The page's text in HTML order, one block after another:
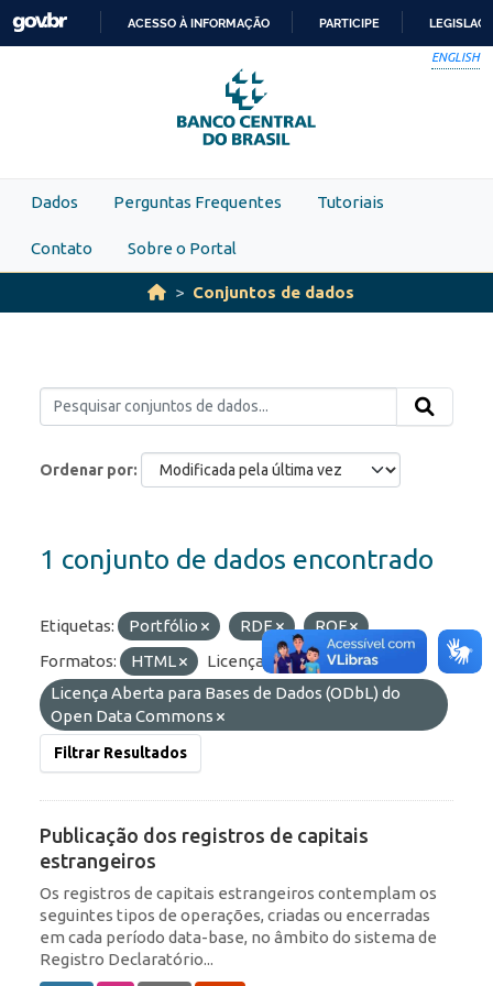
Skip to main content
PARA
O
CONTEÚDO
ACESSO À INFORMAÇÃO PARTICIPE
ENGLISH
Dados Perguntas Frequentes Tutoriais
Contato Sobre o Portal
Conjuntos de dados
Ordenar por
1 conjunto de dados encontrado
Etiquetas: Portfólio RDE
ROF
Formatos:
HTML
Licenças:
Licença Aberta para Bases de Dados (ODbL) do
Open Data Commons
Filtrar Resultados
Publicação dos registros de capitais
estrangeiros
Os registros de capitais estrangeiros contemplam os
seguintes tipos de operações, criadas ou encerradas
em cada período data-base, no âmbito do sistema de
Registro Declaratório...